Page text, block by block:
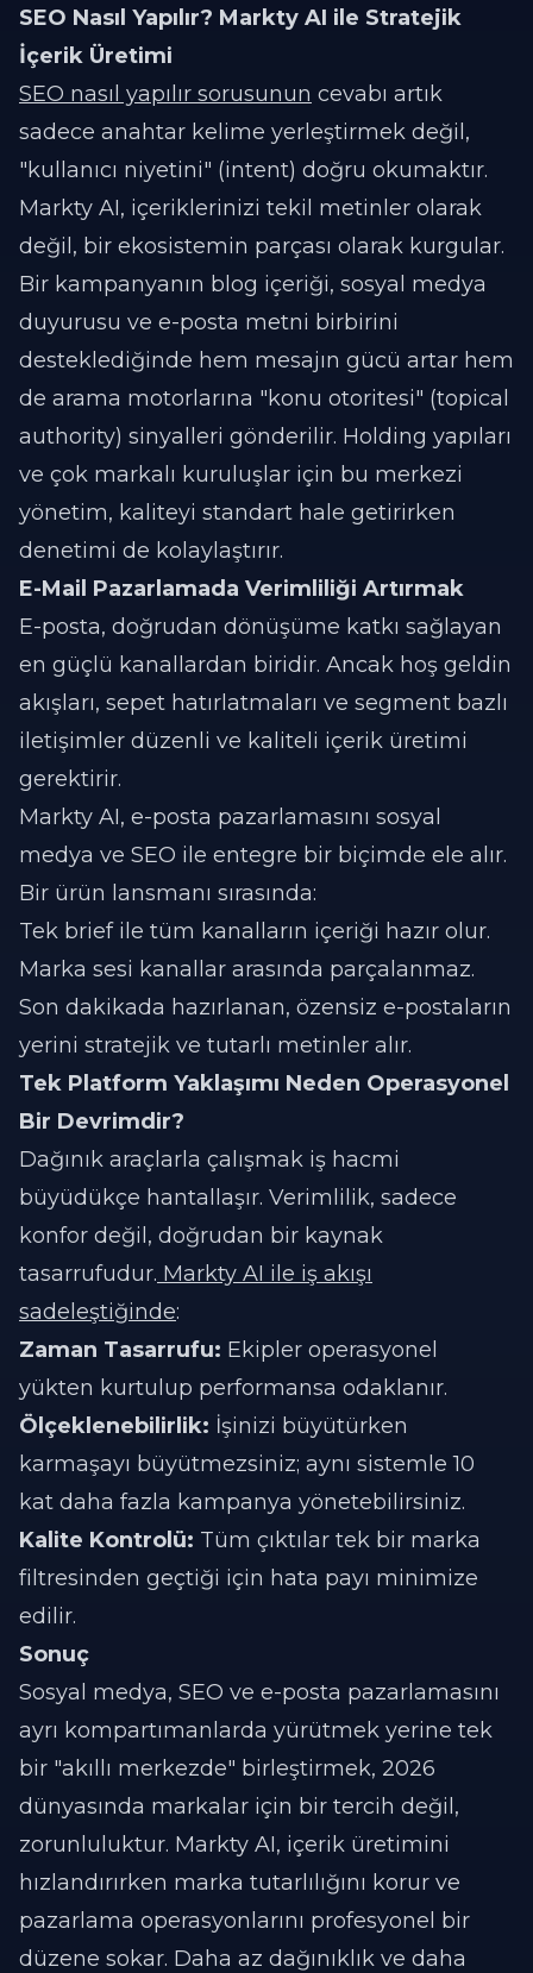
SEO Nasıl Yapılır? Markty AI ile Stratejik
İçerik Üretimi
SEO nasıl yapılır sorusunun cevabı artık
sadece anahtar kelime yerleştirmek değil,
"kullanıcı niyetini" (intent) doğru okumaktır.
Markty AI, içeriklerinizi tekil metinler olarak
değil, bir ekosistemin parçası olarak kurgular.
Bir kampanyanın blog içeriği, sosyal medya
duyurusu ve e-posta metni birbirini
desteklediğinde hem mesajın gücü artar hem
de arama motorlarına "konu otoritesi" (topical
authority) sinyalleri gönderilir. Holding yapıları
ve çok markalı kuruluşlar için bu merkezi
yönetim, kaliteyi standart hale getirirken
denetimi de kolaylaştırır.
E-Mail Pazarlamada Verimliliği Artırmak
E-posta, doğrudan dönüşüme katkı sağlayan
en güçlü kanallardan biridir. Ancak hoş geldin
akışları, sepet hatırlatmaları ve segment bazlı
iletişimler düzenli ve kaliteli içerik üretimi
gerektirir.
Markty AI, e-posta pazarlamasını sosyal
medya ve SEO ile entegre bir biçimde ele alır.
Bir ürün lansmanı sırasında:
Tek brief ile tüm kanalların içeriği hazır olur.
Marka sesi kanallar arasında parçalanmaz.
Son dakikada hazırlanan, özensiz e-postaların
yerini stratejik ve tutarlı metinler alır.
Tek Platform Yaklaşımı Neden Operasyonel
Bir Devrimdir?
Dağınık araçlarla çalışmak iş hacmi
büyüdükçe hantallaşır. Verimlilik, sadece
konfor değil, doğrudan bir kaynak
tasarrufudur. Markty AI ile iş akışı
sadeleştiğinde:
Zaman Tasarrufu: Ekipler operasyonel
yükten kurtulup performansa odaklanır.
Ölçeklenebilirlik: İşinizi büyütürken
karmaşayı büyütmezsiniz; aynı sistemle 10
kat daha fazla kampanya yönetebilirsiniz.
Kalite Kontrolü: Tüm çıktılar tek bir marka
filtresinden geçtiği için hata payı minimize
edilir.
Sonuç
Sosyal medya, SEO ve e-posta pazarlamasını
ayrı kompartımanlarda yürütmek yerine tek
bir "akıllı merkezde" birleştirmek, 2026
dünyasında markalar için bir tercih değil,
zorunluluktur. Markty AI, içerik üretimini
hızlandırırken marka tutarlılığını korur ve
pazarlama operasyonlarını profesyonel bir
düzene sokar. Daha az dağınıklık ve daha